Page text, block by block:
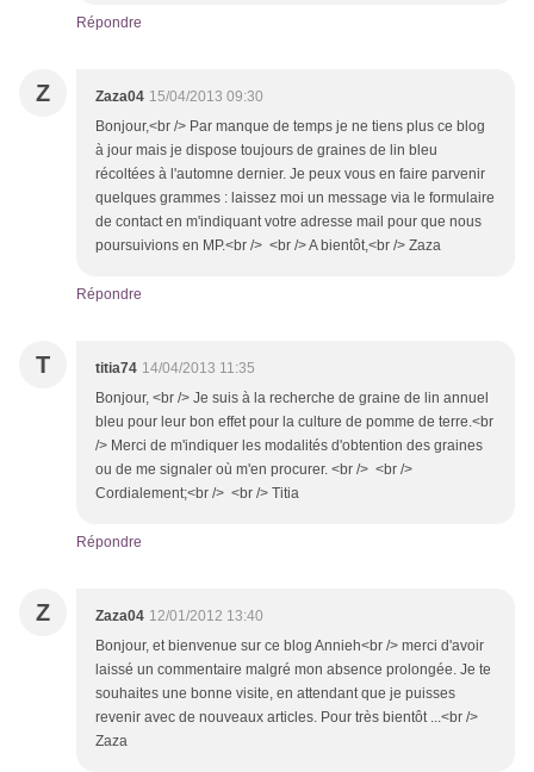
Répondre
Z Zaza04 15/04/2013 09:30
Bonjour,<br /> Par manque de temps je ne tiens plus ce blog
à jour mais je dispose toujours de graines de lin bleu
récoltées à l'automne dernier. Je peux vous en faire parvenir
quelques grammes : laissez moi un message via le formulaire
de contact en m'indiquant votre adresse mail pour que nous
poursuivions en MP.<br /> <br /> A bientôt,<br /> Zaza
Répondre
T titia74 14/04/2013 11:35
Bonjour, <br /> Je suis à la recherche de graine de lin annuel
bleu pour leur bon effet pour la culture de pomme de terre.<br
/> Merci de m'indiquer les modalités d'obtention des graines
ou de me signaler où m'en procurer. <br /> <br />
Cordialement;<br /> <br /> Titia
Répondre
Z Zaza04 12/01/2012 13:40
Bonjour, et bienvenue sur ce blog Annieh<br /> merci d'avoir
laissé un commentaire malgré mon absence prolongée. Je te
souhaites une bonne visite, en attendant que je puisses
revenir avec de nouveaux articles. Pour très bientôt ...<br />
Zaza